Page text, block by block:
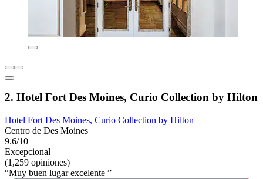
2. Hotel Fort Des Moines, Curio Collection by Hilton
Hotel Fort Des Moines, Curio Collection by Hilton
Centro de Des Moines
9.6/10
Excepcional
(1,259 opiniones)
“Muy buen lugar excelente ”